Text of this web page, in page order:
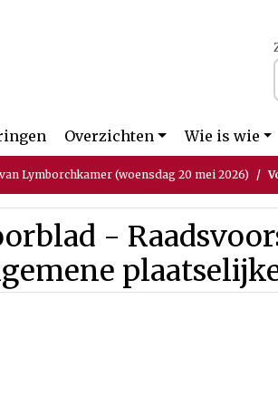
Overzichten Wie is wie
Lymborchkamer (woensdag 20 mei 2026)
-